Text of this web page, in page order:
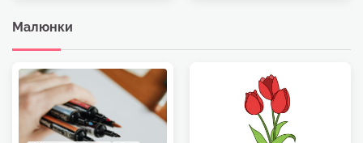
Малюнки